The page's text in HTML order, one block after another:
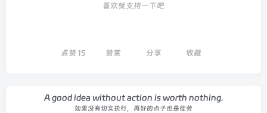
喜欢就支持一下吧
点赞 15 赞赏 分享 收藏
A good idea without action is worth nothing.
如果没有切实执行，再好的点子也是徒劳